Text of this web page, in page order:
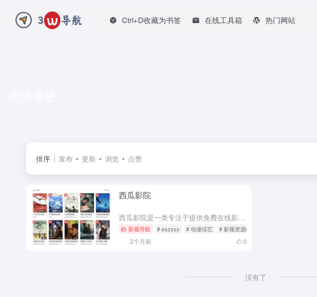
Ctrl+D收藏为书签 在线工具箱 热门网站
排序 发布 更新 浏览 点赞
西瓜影院
西瓜影院是一类专注于提供免费在线影视观看的平台，主要汇集最新电影、热播电视剧、动漫、综艺等资源，支持高清播放和手机端访问。
影视导航 # sszzyy # 动漫综艺 # 影视资源站
2个月前 0
没有了